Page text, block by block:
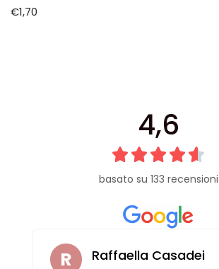
Elastici (10)
Nastri, fettucce, cordoni, (49)
Prodotti per la sartoria (34)
Quadri Mezzo Punto (92)
Canovacci Completi di Filati e Ago (24)
Sciarpe (8)
€1,70
4,6
basato su 133 recensioni
Raffaella Casadei